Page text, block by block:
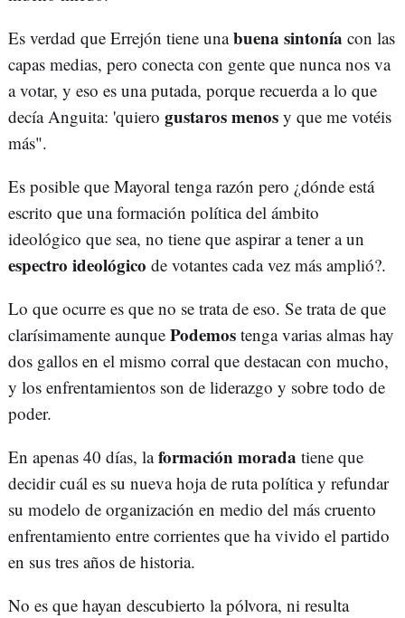
Es verdad que Errejón tiene unabuena sintonía con las
capas medias, pero conecta con gente que nunca nos va
a votar, y eso es una putada, porque recuerda a lo que
decía Anguita: 'quiero gustaros menos y que me votéis
más".
Es posible que Mayoral tenga razón pero ¿dónde está
escrito que una formación política del ámbito
ideológico que sea, no tiene que aspirar a tener a un
espectro ideológico de votantes cada vez más amplió?.
Lo que ocurre es que no se trata de eso. Se trata de que
clarísimamente aunque Podemos tenga varias almas hay
dos gallos en el mismo corral que destacan con mucho,
y los enfrentamientos son de liderazgo y sobre todo de
poder.
En apenas 40 días, laformación morada tiene que
decidir cuál es su nueva hoja de ruta política y refundar
su modelo de organización en medio del más cruento
enfrentamiento entre corrientes que ha vivido el partido
en sus tres años de historia.
No es que hayan descubierto la pólvora, ni resulta